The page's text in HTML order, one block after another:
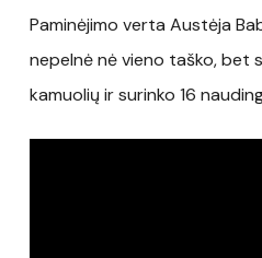
Paminėjimo verta Austėja
nepelnė nė vieno taško, bet
kamuolių ir surinko 16